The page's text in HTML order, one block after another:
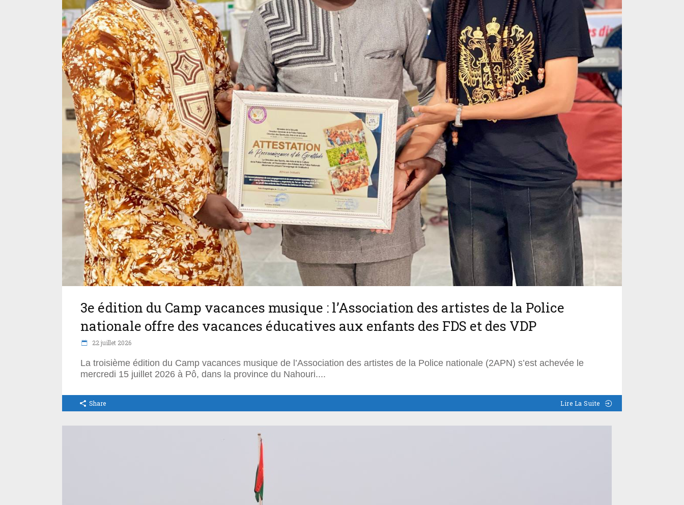
3e édition du Camp vacances musique : l’Association des artistes de la Police
nationale offre des vacances éducatives aux enfants des FDS et des VDP
22 juillet 2026
La troisième édition du Camp vacances musique de l’Association des artistes de la Police nationale (2APN) s’est achevée le
mercredi 15 juillet 2026 à Pô, dans la province du Nahouri.
Share Lire La Suite